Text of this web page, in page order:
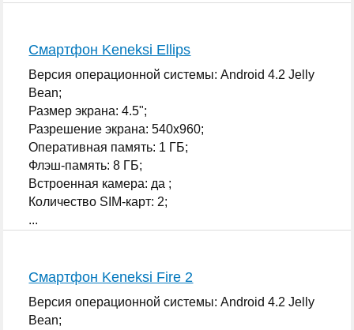
Смартфон Keneksi Ellips
Версия операционной системы: Android 4.2 Jelly
Bean;
Размер экрана: 4.5";
Разрешение экрана: 540x960;
Оперативная память: 1 ГБ;
Флэш-память: 8 ГБ;
Встроенная камера: да ;
Количество SIM-карт: 2;
...
Смартфон Keneksi Fire 2
Версия операционной системы: Android 4.2 Jelly
Bean;